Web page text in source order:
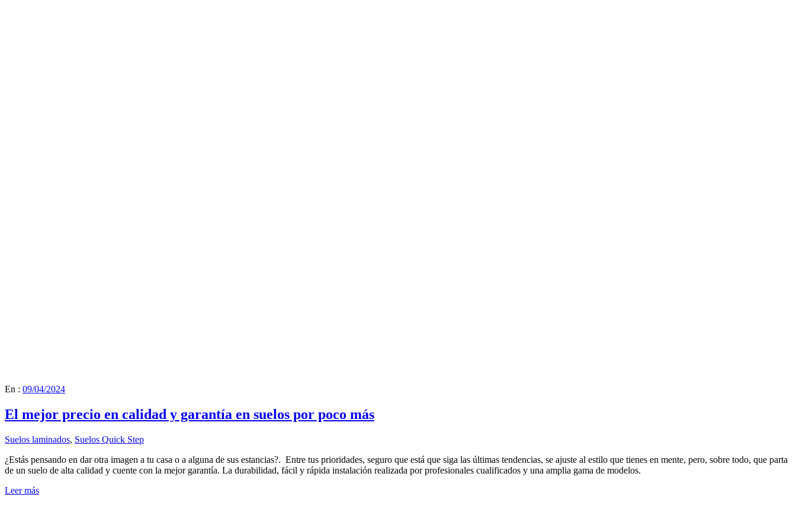
En : 09/04/2024
El mejor precio en calidad y garantía en suelos por poco más
Suelos laminados, Suelos Quick Step
¿Estás pensando en dar otra imagen a tu casa o a alguna de sus estancias?. Entre tus prioridades, seguro que está que siga las últimas tendencias, se ajuste al estilo que tienes en mente, pero, sobre todo, que parta
de un suelo de alta calidad y cuente con la mejor garantía. La durabilidad, fácil y rápida instalación realizada por profesionales cualificados y una amplia gama de modelos.
Leer más